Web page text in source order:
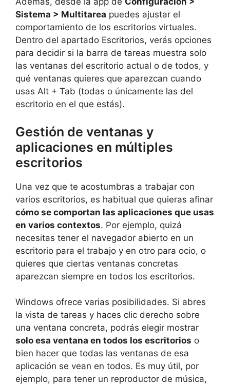
Sistema > Multitarea puedes ajustar el
comportamiento de los escritorios virtuales.
Dentro del apartado Escritorios, verás opciones
para decidir si la barra de tareas muestra solo
las ventanas del escritorio actual o de todos, y
qué ventanas quieres que aparezcan cuando
usas Alt + Tab (todas o únicamente las del
escritorio en el que estás).
Gestión de ventanas y
aplicaciones en múltiples
escritorios
Una vez que te acostumbras a trabajar con
varios escritorios, es habitual que quieras afinar
cómo se comportan las aplicaciones que usas
en varios contextos. Por ejemplo, quizá
necesitas tener el navegador abierto en un
escritorio para el trabajo y en otro para ocio, o
quieres que ciertas ventanas concretas
aparezcan siempre en todos los escritorios.
Windows ofrece varias posibilidades. Si abres
la vista de tareas y haces clic derecho sobre
una ventana concreta, podrás elegir mostrar
solo esa ventana en todos los escritorios o
bien hacer que todas las ventanas de esa
aplicación se vean en todos. Es muy útil, por
ejemplo, para tener un reproductor de música,